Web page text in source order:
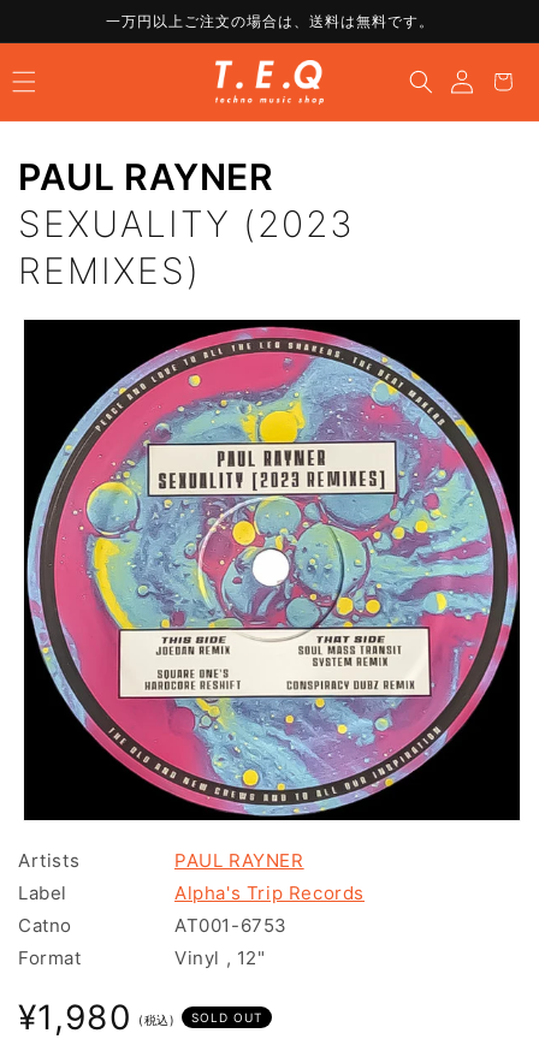
進む
一万円以上ご注文の場合は、送料は無料です。
グ
イ
ン
ー
PAUL RAYNER
SEXUALITY (2023
REMIXES)
商品情
ー
ダ
ル
で
メ
デ
ア
(1)
Artists
PAUL RAYNER
Label
Alpha's Trip Records
Catno
AT001-6753
Format
Vinyl , 12"
通
常
¥1,980 (税込) SOLD OUT